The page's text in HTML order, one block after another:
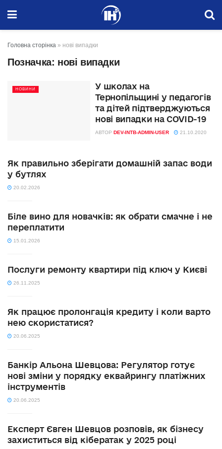
Головна сторінка » нові випадки
Позначка: нові випадки
НОВИНИ
У школах на
Тернопільщині у педагогів
та дітей підтверджуються
нові випадки на COVID-19
АВТОР DEV-INTB-ADMIN-USER 21.10.2020
Як правильно зберігати домашній запас води
у бутлях
20.02.2026
Біле вино для новачків: як обрати смачне і не
переплатити
15.01.2026
Послуги ремонту квартири під ключ у Києві
26.11.2025
Як працює пролонгація кредиту і коли варто
нею скористатися?
20.06.2025
Банкір Альона Шевцова: Регулятор готує
нові зміни у порядку еквайрингу платіжних
інструментів
20.06.2025
Експерт Євген Шевцов розповів, як бізнесу
захиститься від кібератак у 2025 році